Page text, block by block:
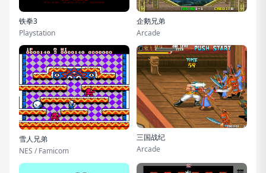
铁拳3
Playstation
企鹅兄弟
Arcade
雪人兄弟
NES / Famicom
三国战纪
Arcade